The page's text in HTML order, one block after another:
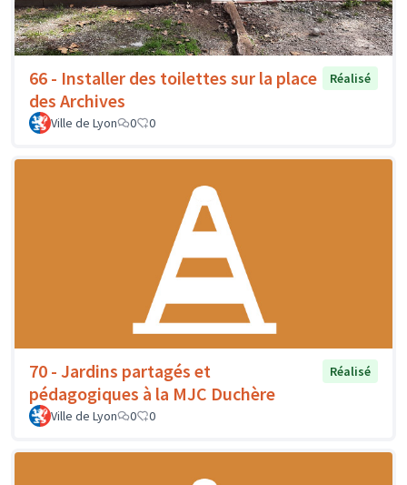
66 - Installer des toilettes sur la place
des Archives
Réalisé
Ville de Lyon 0 0
70 - Jardins partagés et
pédagogiques à la MJC Duchère
Réalisé
Ville de Lyon 0 0